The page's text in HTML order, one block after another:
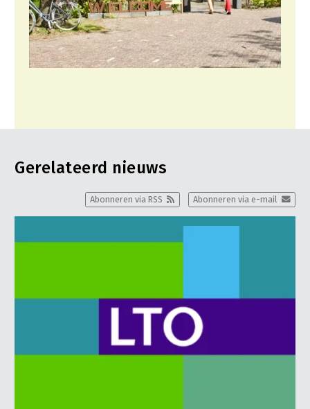
Gerelateerd nieuws
Abonneren via e-mail
Abonneren via RSS